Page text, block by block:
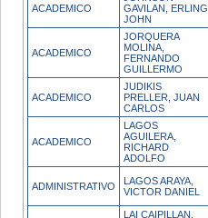
ACADEMICO
GAVILAN, ERLING
JOHN
ACADEMICO
JORQUERA
MOLINA,
FERNANDO
GUILLERMO
ACADEMICO
JUDIKIS
PRELLER, JUAN
CARLOS
ACADEMICO
LAGOS
AGUILERA,
RICHARD
ADOLFO
ADMINISTRATIVO
LAGOS ARAYA,
VICTOR DANIEL
LAI CAIPILLAN,